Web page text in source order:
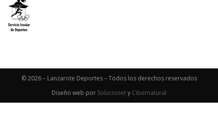
© 2026 – Lanzarote Deportes – Todos los derechos reservados
Diseño web por Solucionety Cibernatural